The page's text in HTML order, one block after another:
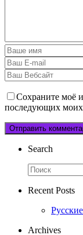
Сохраните моё
последующих
Search
Recent Posts
Archives